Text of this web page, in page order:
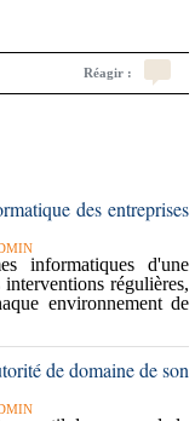
Réagir :
des entreprises
informatiques d'une
régulières,
environnement de
de domaine de son